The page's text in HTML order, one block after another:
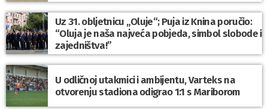
Uz 31. obljetnicu „Oluje“; Puja iz Knina poručio:
“Oluja je naša najveća pobjeda, simbol slobode i
zajedništva!”
U odličnoj utakmici i ambijentu, Varteks na
otvorenju stadiona odigrao 1:1 s Mariborom